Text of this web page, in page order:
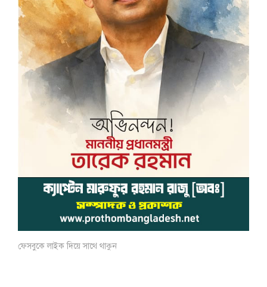
ফেসবুকে লাইক দিয়ে সাথে থাকুন